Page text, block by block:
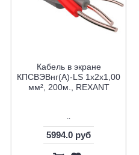
Кабель в экране
КПСВЭВнг(А)-LS 1х2х1,00
мм², 200м., REXANT
5994.0 руб